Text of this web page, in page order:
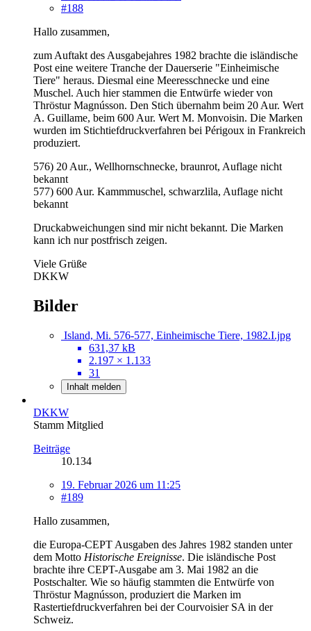
#188
Hallo zusammen,
zum Auftakt des Ausgabejahres 1982 brachte die isländische
Post eine weitere Tranche der Dauerserie "Einheimische
Tiere" heraus. Diesmal eine Meeresschnecke und eine
Muschel. Auch hier stammen die Entwürfe wieder von
Thröstur Magnússon. Den Stich übernahm beim 20 Aur. Wert
A. Guillame, beim 600 Aur. Wert M. Monvoisin. Die Marken
wurden im Stichtiefdruckverfahren bei Périgoux in Frankreich
produziert.
576) 20 Aur., Wellhornschnecke, braunrot, Auflage nicht
bekannt
577) 600 Aur. Kammmuschel, schwarzlila, Auflage nicht
bekannt
Druckabweichungen sind mir nicht bekannt. Die Marken
kann ich nur postfrisch zeigen.
Viele Grüße
DKKW
Bilder
Island, Mi. 576-577, Einheimische Tiere, 1982.I.jpg
631,37 kB
2.197 × 1.133
31
Inhalt melden
DKKW
Stamm Mitglied
Beiträge
10.134
19. Februar 2026 um 11:25
#189
Hallo zusammen,
die Europa-CEPT Ausgaben des Jahres 1982 standen unter
dem Motto Historische Ereignisse. Die isländische Post
brachte ihre CEPT-Ausgabe am 3. Mai 1982 an die
Postschalter. Wie so häufig stammten die Entwürfe von
Thröstur Magnússon, produziert die Marken im
Rastertiefdruckverfahren bei der Courvoisier SA in der
Schweiz.